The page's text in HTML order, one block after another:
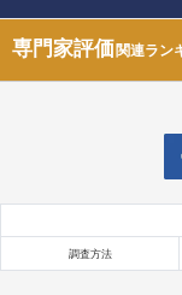
専門家評価関連ラン
調査方法